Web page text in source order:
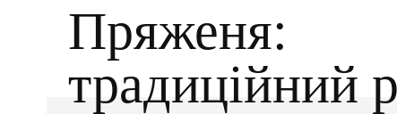
Пряженя:
традиційний